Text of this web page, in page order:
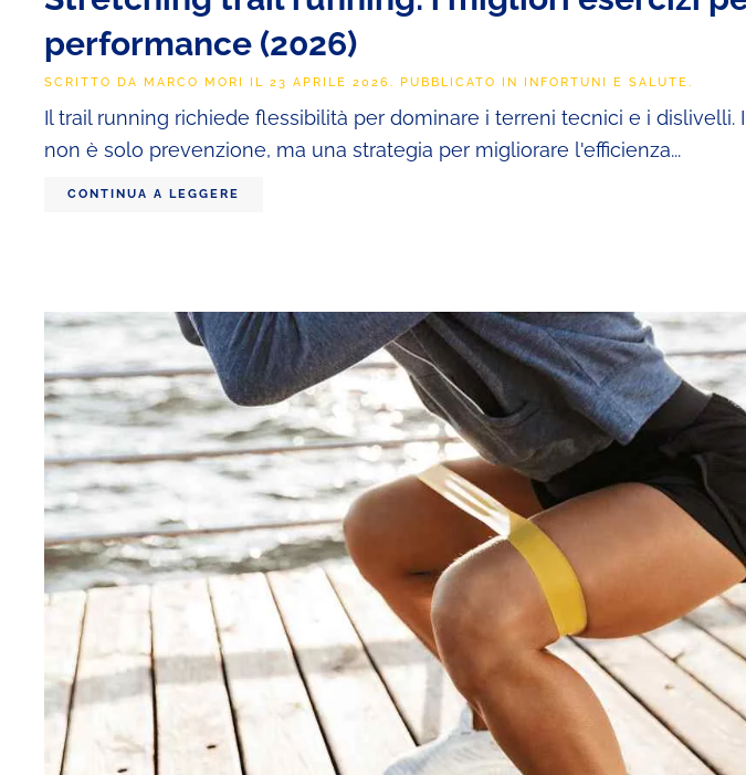
performance (2026)
SCRITTO DA MARCO MORI IL 23 APRILE 2026. PUBBLICATO IN INFORTUNI E SALUTE.
Il trail running richiede flessibilità per dominare i terreni tecnici e i
non è solo prevenzione, ma una strategia per migliorare l'efficienza...
CONTINUA A LEGGERE